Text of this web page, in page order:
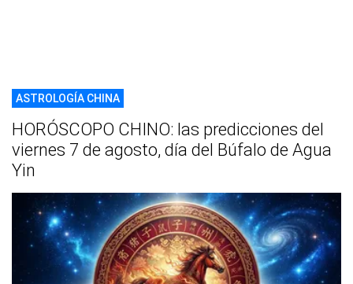
ASTROLOGÍA CHINA
HORÓSCOPO CHINO: las predicciones del
viernes 7 de agosto, día del Búfalo de Agua
Yin